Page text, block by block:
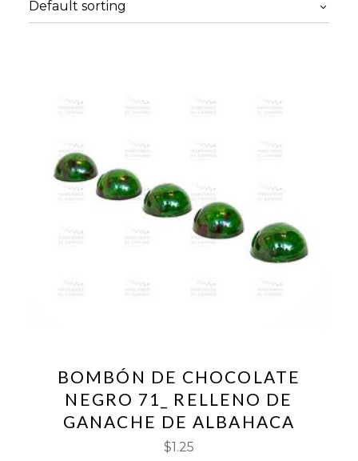
BOMBÓN DE CHOCOLATE
NEGRO 71_ RELLENO DE
GANACHE DE ALBAHACA
$1.25